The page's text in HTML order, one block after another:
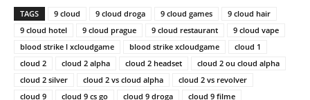
TAGS 9 cloud 9 cloud droga 9 cloud games
9 cloud hair
9 cloud hotel
9 cloud prague 9 cloud restaurant
9 cloud vape
blood strike l xcloudgame
blood strike xcloudgame
cloud 1
cloud 2
cloud 2 alpha cloud 2 headset
cloud 2 ou cloud alpha
cloud 2 silver
cloud 2 vs cloud alpha
cloud 2 vs revolver
cloud 9
cloud 9 cs go cloud 9 droga
cloud 9 filme